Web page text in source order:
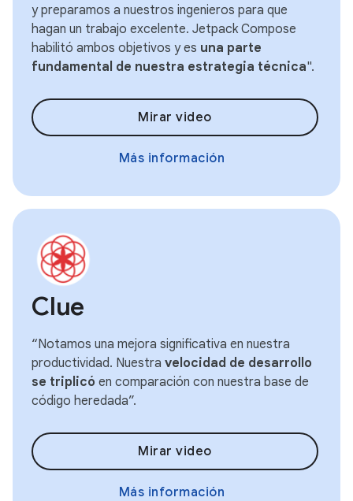
y preparamos a nuestros ingenieros para que
hagan un trabajo excelente. Jetpack Compose
habilitó ambos objetivos y es una parte
fundamental de nuestra estrategia técnica".
Mirar video
Más información
Clue
“Notamos una mejora significativa en nuestra
productividad. Nuestra velocidad de desarrollo
se triplicó en comparación con nuestra base de
código heredada”.
Mirar video
Más información